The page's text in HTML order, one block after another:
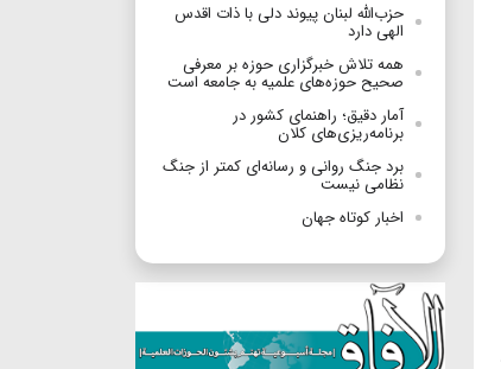
حزب‌الله لبنان پیوند دلی با ذات اقدس
الهی دارد
همه تلاش خبرگزاری حوزه بر معرفی
صحیح حوزه‌های علمیه به جامعه است
​​​​​​​آمار دقیق؛ راهنمای کشور در
برنامه‌ریزی‌های کلان
برد جنگ روانی و رسانه‌ای کمتر از جنگ
نظامی نیست
اخبار کوتاه جهان